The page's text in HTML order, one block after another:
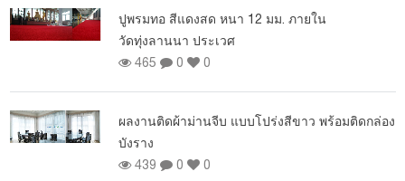
ปูพรมทอ สีแดงสด หนา 12 มม. ภายใน
วัดทุ่งลานนา ประเวศ
465
0 0
ผลงานติดผ้าม่านจีบ แบบโปร่งสีขาว พร้อมติดกล่อง
บังราง
439
0 0